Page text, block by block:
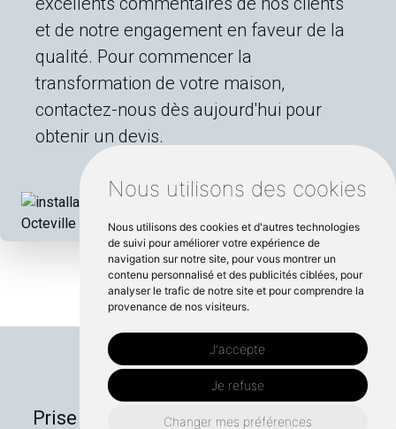
Nous utilisons des cookies
Nous utilisons des cookies et d'autres technologies
de suivi pour améliorer votre expérience de
navigation sur notre site, pour vous montrer un
contenu personnalisé et des publicités ciblées, pour
analyser le trafic de notre site et pour comprendre la
provenance de nos visiteurs.
J'accepte
Je refuse
Changer mes préférences
et de notre engagement en faveur de la
qualité. Pour commencer la
transformation de votre maison,
contactez-nous dès aujourd'hui pour
obtenir un devis.
Prise en charge de vos projets de A à Z